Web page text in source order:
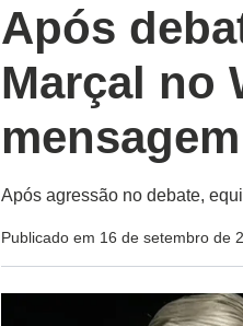
Após
Marçal no
Após agressão no debate,
Publicado em 16 de setembro de